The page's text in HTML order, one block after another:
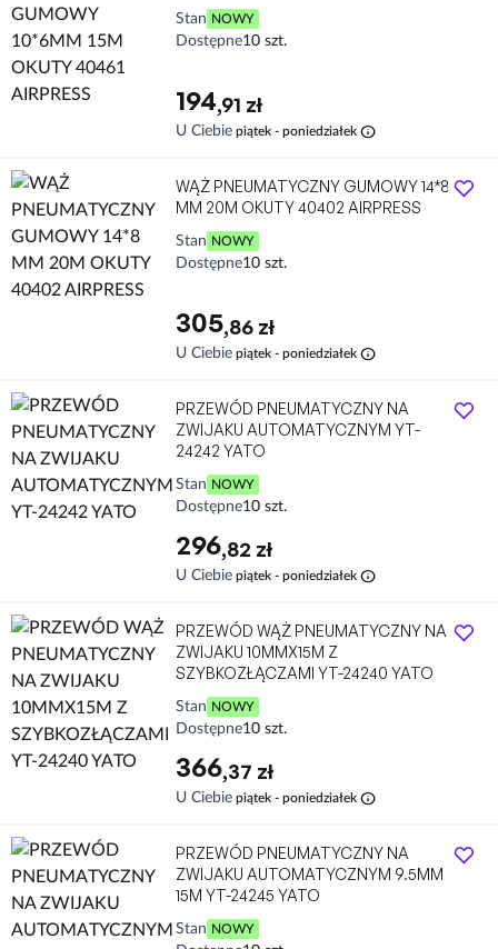
Stan NOWY
Dostępne10 szt.
194,91 zł
U Ciebie piątek - poniedziałek info
WĄŻ PNEUMATYCZNY GUMOWY 14*8
MM 20M OKUTY 40402 AIRPRESS
Stan NOWY
Dostępne10 szt.
305,86 zł
U Ciebie piątek - poniedziałek info
PRZEWÓD PNEUMATYCZNY NA
ZWIJAKU AUTOMATYCZNYM YT-
24242 YATO
Stan NOWY
Dostępne10 szt.
296,82 zł
U Ciebie piątek - poniedziałek info
PRZEWÓD WĄŻ PNEUMATYCZNY NA
ZWIJAKU 10MMX15M Z
SZYBKOZŁĄCZAMI YT-24240 YATO
Stan NOWY
Dostępne10 szt.
366,37 zł
U Ciebie piątek - poniedziałek info
PRZEWÓD PNEUMATYCZNY NA
ZWIJAKU AUTOMATYCZNYM 9.5MM
15M YT-24245 YATO
Stan NOWY